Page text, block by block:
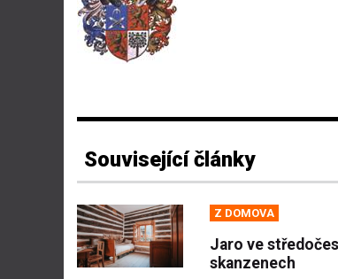
Související články
Z DOMOVA
Jaro ve
skanzenech